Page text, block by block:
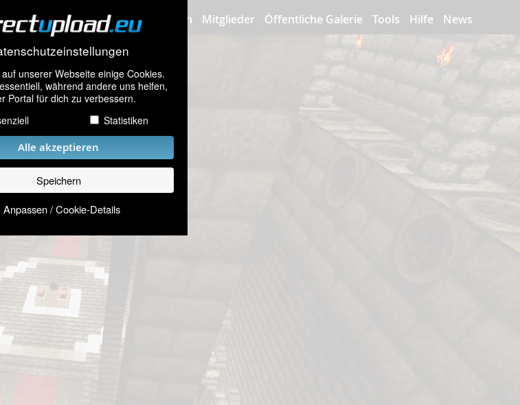
unserer Webseite einige Cookies.
während andere uns helfen,
Portal für dich zu verbessern.
Statistiken
Alle akzeptieren
Speichern
Anpassen / Cookie-Details
Bilder hochladen Mitglieder Öffentliche Galerie Tools Hilfe News